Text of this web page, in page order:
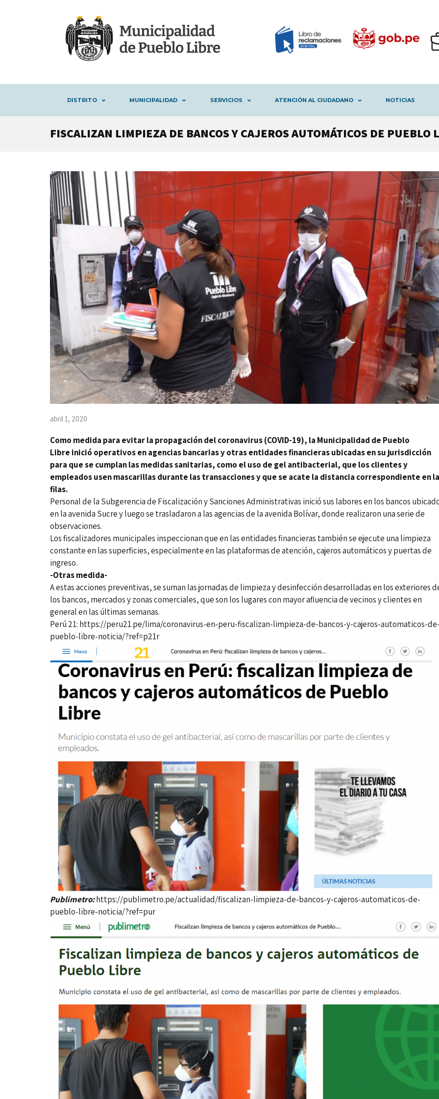
DISTRITO MUNICIPALIDAD SERVICIOS ATENCIÓN AL CIUDADANO NOTICIAS
FISCALIZAN LIMPIEZA DE BANCOS Y CAJEROS AUTOMÁTICOS DE PUEBLO
abril 1, 2020
Como medida para evitar la propagación del coronavirus (COVID-19), la Municipalidad de Pueblo
Libre inició operativos en agencias bancarias y otras entidades financieras ubicadas en su jurisdicción
para que se cumplan las medidas sanitarias, como el uso de gel antibacterial, que los clientes y
empleados usen mascarillas durante las transacciones y que se acate la distancia correspondiente en
filas.
Personal de la Subgerencia de Fiscalización y Sanciones Administrativas inició sus labores en los bancos
en la avenida Sucre y luego se trasladaron a las agencias de la avenida Bolívar, donde realizaron una serie de
observaciones.
Los fiscalizadores municipales inspeccionan que en las entidades financieras también se ejecute una limpieza
constante en las superficies, especialmente en las plataformas de atención, cajeros automáticos y puertas de
ingreso.
-Otras medida-
A estas acciones preventivas, se suman las jornadas de limpieza y desinfección desarrolladas en los exteriores
los bancos, mercados y zonas comerciales, que son los lugares con mayor afluencia de vecinos y clientes en
general en las últimas semanas.
Perú 21: https://peru21.pe/lima/coronavirus-en-peru-fiscalizan-limpieza-de-bancos-y-cajeros-automaticos-de-
pueblo-libre-noticia/?ref=p21r
Publimetro:https://publimetro.pe/actualidad/fiscalizan-limpieza-de-bancos-y-cajeros-automaticos-de-
pueblo-libre-noticia/?ref=pur